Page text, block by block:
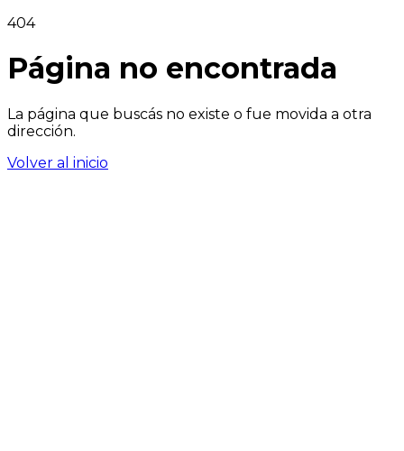
404
Página no encontrada
La página que buscás no existe o fue movida a otra
dirección.
Volver al inicio